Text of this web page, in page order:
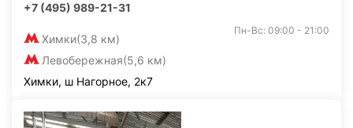
+7 (495) 989-21-31
Химки(3,8 км)
Левобережная(5,6 км)
Пн-Вс: 09:00 - 21:00
Химки, ш Нагорное, 2к7